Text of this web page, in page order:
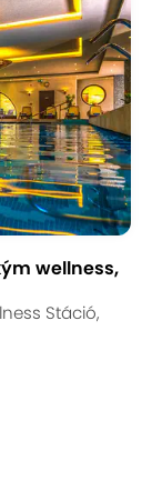
wellness,
Stáció,